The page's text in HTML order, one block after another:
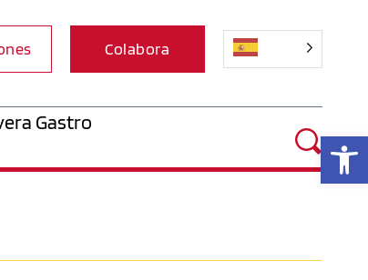
Colabora
Gastro